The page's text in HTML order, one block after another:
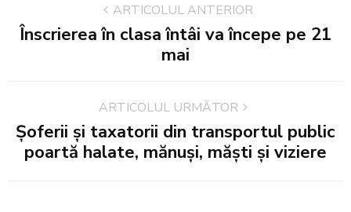
ARTICOLUL ANTERIOR
Înscrierea în clasa întâi va începe pe 21
mai
ARTICOLUL URMĂTOR
Șoferii și taxatorii din transportul public
poartă halate, mănuși, măști și viziere